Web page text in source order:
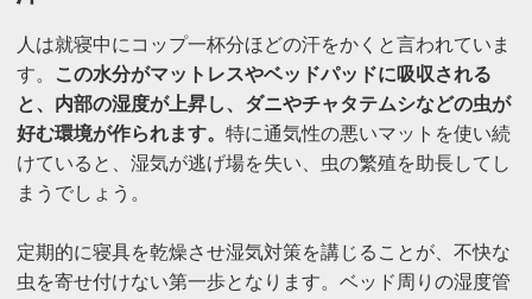
人は就寝中にコップ一杯分ほどの汗をかくと言われていま
す。
この水分がマットレスやベッドパッドに吸収される
と、内部の湿度が上昇し、ダニやチャタテムシなどの虫が
好む環境が作られます。 特に通気性の悪いマットを使い続
けていると、湿気が逃げ場を失い、虫の繁殖を助長してし
まうでしょう。
定期的に寝具を乾燥させ湿気対策を講じることが、不快な
虫を寄せ付けない第一歩となります。ベッド周りの湿度管